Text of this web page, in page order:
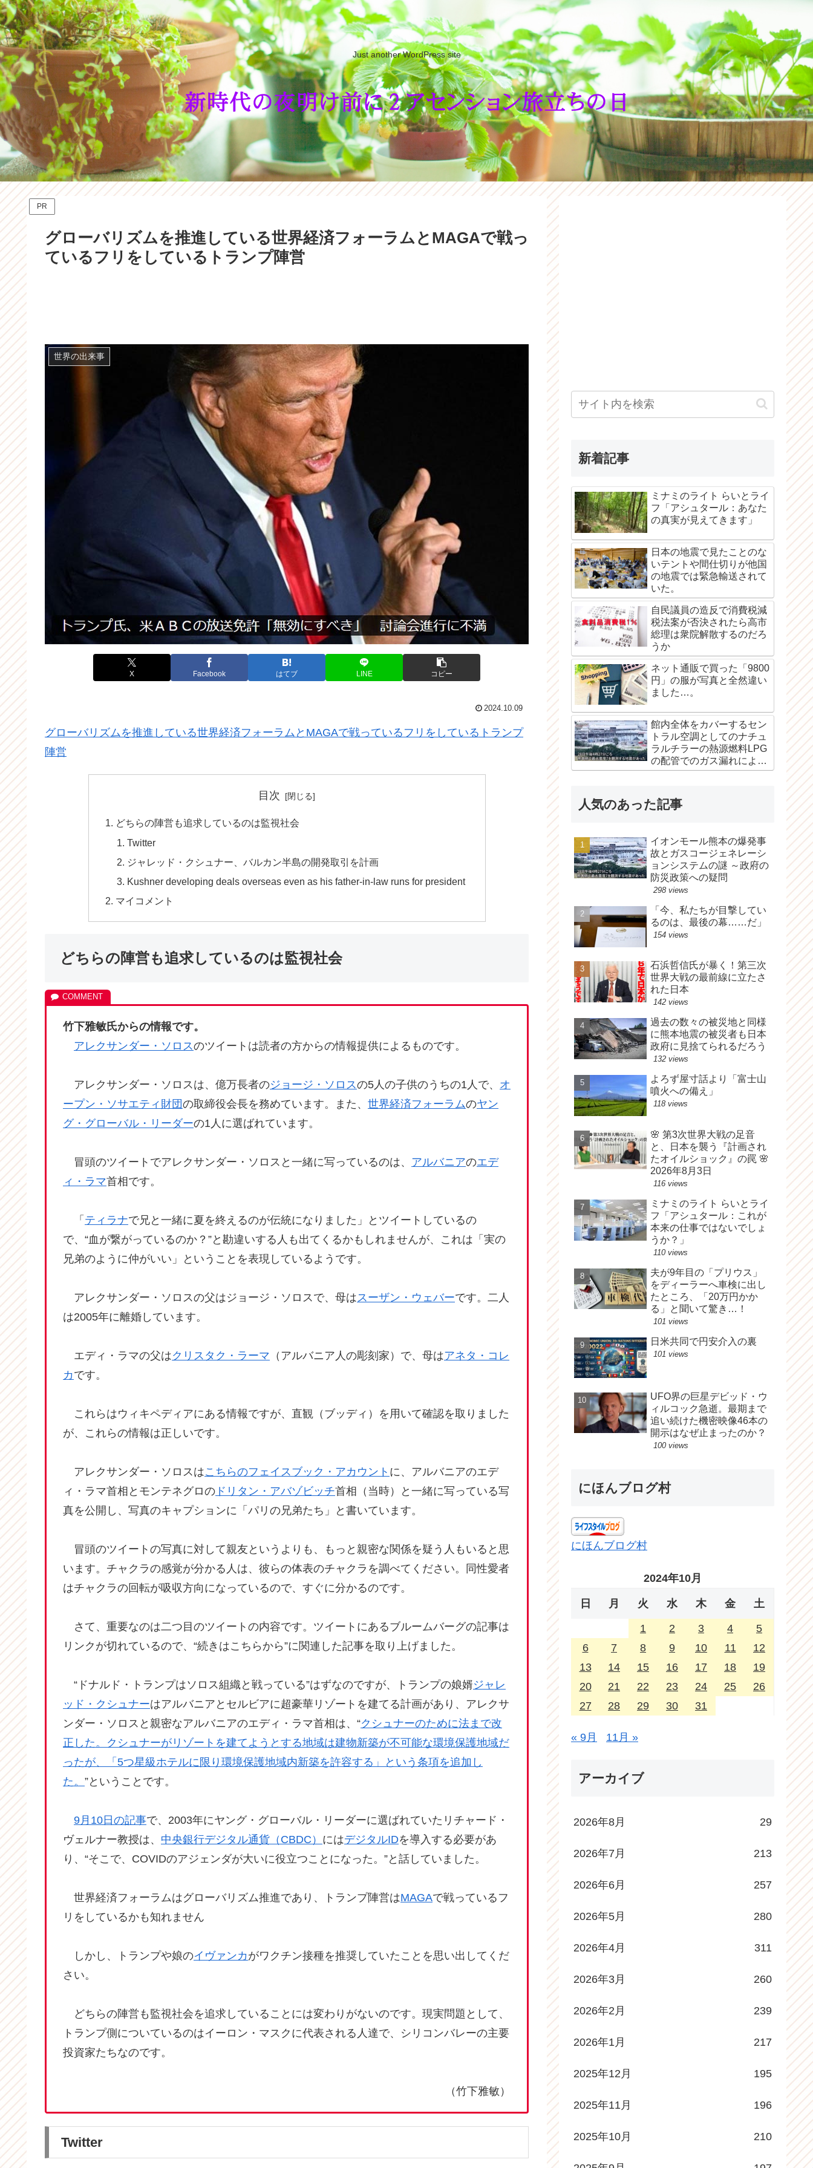
Just another WordPress site
PR
グローバリズムを推進している世界経済フォーラムとMAGAで戦っ
ているフリをしているトランプ陣営
世界の出来事
X Facebook はてブ LINE コピー
2024.10.09
グローバリズムを推進している世界経済フォーラムとMAGAで戦っているフリをしているトランプ
陣営
目次
どちらの陣営も追求しているのは監視社会
Twitter
ジャレッド・クシュナー、バルカン半島の開発取引を計画
Kushner developing deals overseas even as his father-in-law runs for president
マイコメント
どちらの陣営も追求しているのは監視社会
竹下雅敏氏からの情報です。
アレクサンダー・ソロスのツイートは読者の方からの情報提供によるものです。
アレクサンダー・ソロスは、億万長者のジョージ・ソロスの5人の子供のうちの1人で、 オ
ープン・ソサエティ財団の取締役会長を務めています。また、 世界経済フォーラムのヤン
グ・グローバル・リーダーの1人に選ばれています。
冒頭のツイートでアレクサンダー・ソロスと一緒に写っているのは、 アルバニアのエデ
ィ・ラマ首相です。
「 ティラナで兄と一緒に夏を終えるのが伝統になりました」とツイートしているの
で、“血が繋がっているのか？”と勘違いする人も出てくるかもしれませんが、これは「実の
兄弟のように仲がいい」ということを表現しているようです。
アレクサンダー・ソロスの父はジョージ・ソロスで、母は スーザン・ウェバーです。二人
は2005年に離婚しています。
エディ・ラマの父はクリスタク・ラーマ （アルバニア人の彫刻家）で、母はアネタ・コレ
カです。
これらはウィキペディアにある情報ですが、直観（ブッディ）を用いて確認を取りました
が、これらの情報は正しいです。
アレクサンダー・ソロスはこちらのフェイスブック・アカウント に、アルバニアのエデ
ィ・ラマ首相とモンテネグロの ドリタン・アバゾビッチ首相（当時）と一緒に写っている写
真を公開し、写真のキャプションに「パリの兄弟たち」と書いています。
冒頭のツイートの写真に対して親友というよりも、もっと親密な関係を疑う人もいると思
います。チャクラの感覚が分かる人は、彼らの体表のチャクラを調べてください。同性愛者
はチャクラの回転が吸収方向になっているので、すぐに分かるのです。
さて、重要なのは二つ目のツイートの内容です。ツイートにあるブルームバーグの記事は
リンクが切れているので、“続きはこちらから”に関連した記事を取り上げました。
“ドナルド・トランプはソロス組織と戦っている”はずなのですが、トランプの娘婿ジャレ
ッド・クシュナーはアルバニアとセルビアに超豪華リゾートを建てる計画があり、アレクサ
ンダー・ソロスと親密なアルバニアのエディ・ラマ首相は、“クシュナーのために法まで改
正した。クシュナーがリゾートを建てようとする地域は建物新築が不可能な環境保護地域だ
ったが、「5つ星級ホテルに限り環境保護地域内新築を許容する」という条項を追加し
た。 ”ということです。
9月10日の記事で、2003年にヤング・グローバル・リーダーに選ばれていたリチャード・
ヴェルナー教授は、 中央銀行デジタル通貨（CBDC） にはデジタルIDを導入する必要があ
り、“そこで、COVIDのアジェンダが大いに役立つことになった。”と話していました。
世界経済フォーラムはグローバリズム推進であり、トランプ陣営はMAGAで戦っているフ
リをしているかも知れません
しかし、トランプや娘のイヴァンカがワクチン接種を推奨していたことを思い出してくだ
さい。
どちらの陣営も監視社会を追求していることには変わりがないのです。現実問題として、
トランプ側についているのはイーロン・マスクに代表される人達で、シリコンバレーの主要
投資家たちなのです。
（竹下雅敏）
Twitter
新着記事
ミナミのライト らいとライ
フ「アシュタール：あなた
の真実が見えてきます」
日本の地震で見たことのな
いテントや間仕切りが他国
の地震では緊急輸送されて
いた。
自民議員の造反で消費税減
税法案が否決されたら高市
総理は衆院解散するのだろ
うか
ネット通販で買った「9800
円」の服が写真と全然違い
ました…。
館内全体をカバーするセン
トラル空調としてのナチュ
ラルチラーの熱源燃料LPG
の配管でのガス漏れによる
爆発か？
人気のあった記事
イオンモール熊本の爆発事
故とガスコージェネレーシ
ョンシステムの謎 ～政府の
防災政策への疑問
298 views
「今、私たちが目撃してい
るのは、最後の幕……だ」
154 views
石浜哲信氏が暴く！第三次
世界大戦の最前線に立たさ
れた日本
142 views
過去の数々の被災地と同様
に熊本地震の被災者も日本
政府に見捨てられるだろう
132 views
よろず屋寸話より「富士山
噴火への備え」
118 views
🌸 第3次世界大戦の足音
と、日本を襲う『計画され
たオイルショック』の罠 🌸
2026年8月3日
116 views
ミナミのライト らいとライ
フ「アシュタール：これが
本来の仕事ではないでしょ
うか？」
110 views
夫が9年目の「プリウス」
をディーラーへ車検に出し
たところ、「20万円かか
る」と聞いて驚き…！
101 views
日米共同で円安介入の裏
101 views
UFO界の巨星デビッド・ウ
ィルコック急逝。最期まで
追い続けた機密映像46本の
開示はなぜ止まったのか？
100 views
にほんブログ村
にほんブログ村
2024年10月
日 月 火 水 木 金 土
1 2 3 4
5
6
7 8 9 10 11
12
13
14 15 16 17 18
19
20
21 22 23 24 25
26
27
28 29 30 31
« 9月 11月 »
アーカイブ
2026年8月 29
2026年7月 213
2026年6月 257
2026年5月 280
2026年4月 311
2026年3月 260
2026年2月 239
2026年1月 217
2025年12月 195
2025年11月 196
2025年10月 210